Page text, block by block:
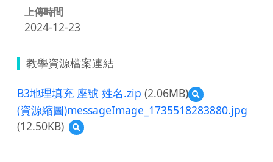
上傳時間
2024-12-23
教學資源檔案連結
B3地理填充 座號 姓名.zip (2.06MB)
預
覽
B3
(資源縮圖)messageImage_1735518283880.jpg
(12.50KB)
預
覽